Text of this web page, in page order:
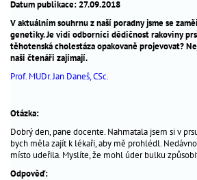
nejčtenější
_ chci
otěhotnět
_ těhotenství
dítě
_ antikoncepce
Datum publikace: 27.09.2018
V aktuálním souhrnu z naší poradny jsme se
genetiky. Je vidí odborníci dědičnost rakoviny
těhotenská cholestáza opakovaně projevovat?
naši čtenáři zajímají.
Prof. MUDr. Jan Daneš, CSc.
Otázka:
Dobrý den, pane docente. Nahmatala jsem si v
bych měla zajít k lékaři, aby mě prohlédl.
místo udeřila. Myslíte, že mohl úder bulku
Odpověď: